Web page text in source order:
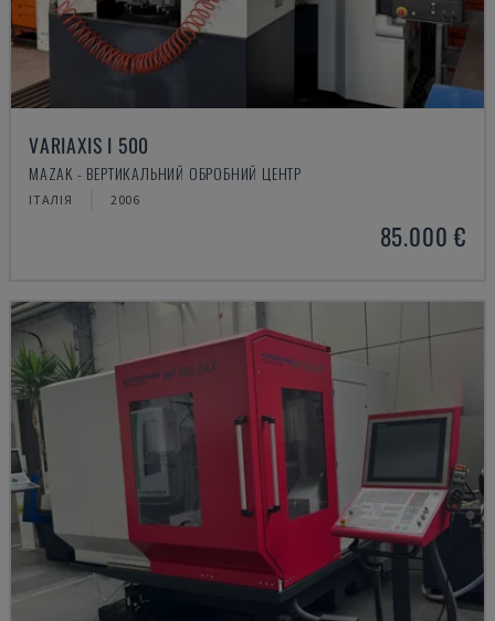
VARIAXIS I 500
MAZAK - ВЕРТИКАЛЬНИЙ ОБРОБНИЙ ЦЕНТР
ІТАЛІЯ 2006
85.000 €